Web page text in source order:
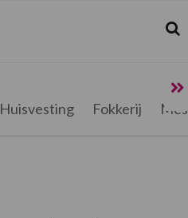
Huisvesting Fokkerij